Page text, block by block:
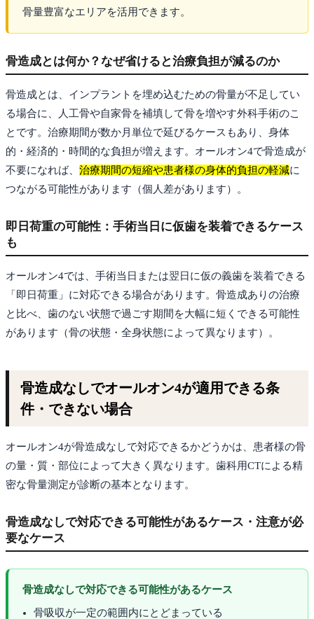
骨量豊富なエリアを活用できます。
骨造成とは何か？なぜ省けると治療負担が減るのか
骨造成とは、インプラントを埋め込むための骨量が不足してい
る場合に、人工骨や自家骨を補填して骨を増やす外科手術のこ
とです。治療期間が数か月単位で延びるケースもあり、身体
的・経済的・時間的な負担が増えます。オールオン4で骨造成が
不要になれば、 治療期間の短縮や患者様の身体的負担の軽減に
つながる可能性があります（個人差があります）。
即日荷重の可能性：手術当日に仮歯を装着できるケース
も
オールオン4では、手術当日または翌日に仮の義歯を装着できる
「即日荷重」に対応できる場合があります。骨造成ありの治療
と比べ、歯のない状態で過ごす期間を大幅に短くできる可能性
があります（骨の状態・全身状態によって異なります）。
骨造成なしでオールオン4が適用できる条
件・できない場合
オールオン4が骨造成なしで対応できるかどうかは、患者様の骨
の量・質・部位によって大きく異なります。歯科用CTによる精
密な骨量測定が診断の基本となります。
骨造成なしで対応できる可能性があるケース・注意が必
要なケース
骨造成なしで対応できる可能性があるケース
骨吸収が一定の範囲内にとどまっている